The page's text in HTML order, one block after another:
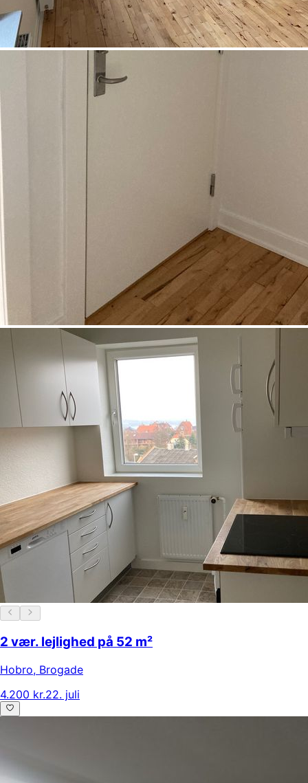
2 vær. lejlighed på 52 m²
Hobro, Brogade
4.200 kr.22. juli